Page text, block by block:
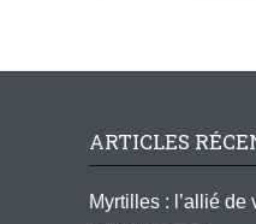
ARTICLES
Myrtilles : l’allié de